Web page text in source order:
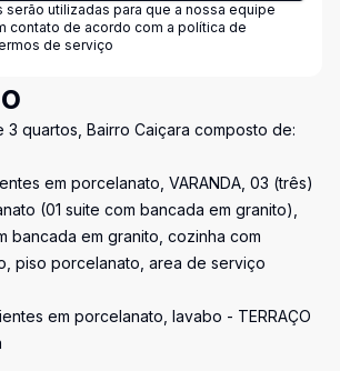
serão utilizadas para que a nossa equipe
contato de acordo com a política de
de serviço
3 quartos, Bairro Caiçara composto de:
em porcelanato, VARANDA, 03 (três)
(01 suite com bancada em granito),
bancada em granito, cozinha com
piso porcelanato, area de serviço
em porcelanato, lavabo - TERRAÇO